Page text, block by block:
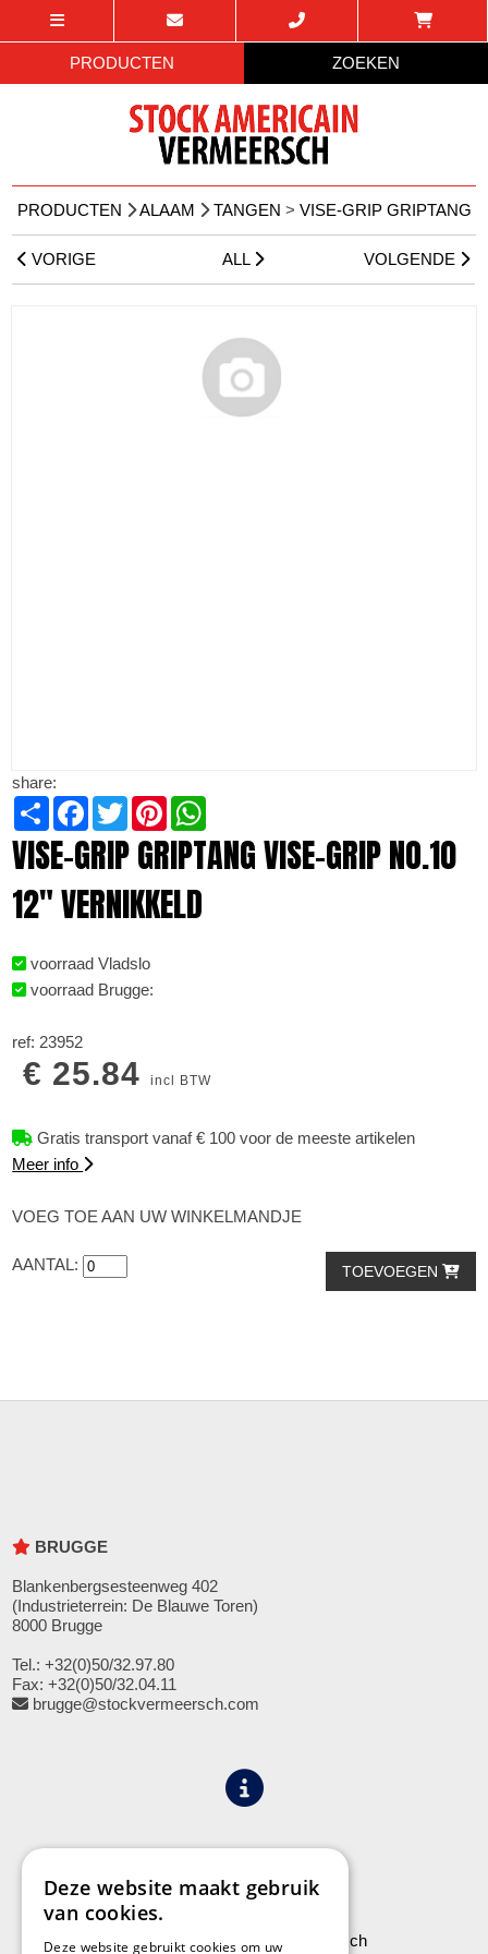
PRODUCTEN ZOEKEN
PRODUCTEN ALAAM TANGEN > VISE-GRIP GRIPTANG
VORIGE ALL VOLGENDE
share:
Share Facebook
TwitterPinterest
VISE-GRIP GRIPTANG VISE-GRIP NO.10
12" VERNIKKELD
voorraad Vladslo
voorraad Brugge:
ref: 23952
€ 25.84incl BTW
Gratis transport vanaf € 100 voor de meeste artikelen
Meer info
VOEG TOE AAN UW WINKELMANDJE
AANTAL: TOEVOEGEN
BRUGGE
Blankenbergsesteenweg 402
(Industrieterrein: De Blauwe Toren)
8000 Brugge
Tel.: +32(0)50/32.97.80
Fax: +32(0)50/32.04.11
brugge@stockvermeersch.com
Leveringen aan Stock Vermeersch
Deze website maakt gebruik
van cookies.
Deze website gebruikt cookies om uw